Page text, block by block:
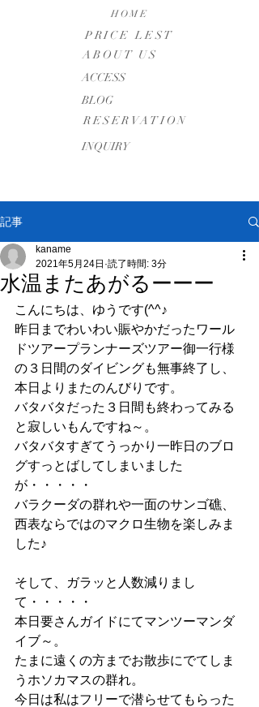
HOME
PRICE LEST
ABOUT US
​ACCESS
BLOG
RESERVATION
INQUIRY
記事
水温またあがるーーー
kaname
2021年5月24日 読了時間: 3分
こんにちは、ゆうです(^^♪
昨日までわいわい賑やかだったワール
ドツアープランナーズツアー御一行様
の３日間のダイビングも無事終了し、
本日よりまたのんびりです。
バタバタだった３日間も終わってみる
と寂しいもんですね～。
バタバタすぎてうっかり一昨日のブロ
グすっとばしてしまいました
が・・・・・
バラクーダの群れや一面のサンゴ礁、
西表ならではのマクロ生物を楽しみま
した♪
そして、ガラッと人数減りまし
て・・・・・
本日要さんガイドにてマンツーマンダ
イブ～。
たまに遠くの方までお散歩にでてしま
うホソカマスの群れ。
今日は私はフリーで潜らせてもらった